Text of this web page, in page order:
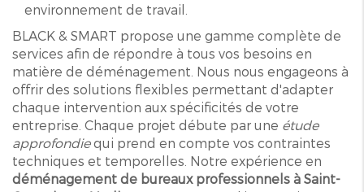
environnement de travail.
BLACK & SMART propose une gamme complète de
services afin de répondre à tous vos besoins en
matière de déménagement. Nous nous engageons à
offrir des solutions flexibles permettant d'adapter
chaque intervention aux spécificités de votre
entreprise. Chaque projet débute par une étude
approfondiequi prend en compte vos contraintes
techniques et temporelles. Notre expérience en
déménagement de bureaux professionnels à Saint-